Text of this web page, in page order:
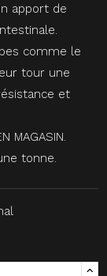
apport de
comme le
tour une
et
MAGASIN.
tonne.